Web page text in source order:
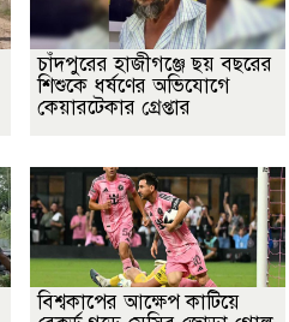
চাঁদপুরের হাজীগঞ্জে ছয় বছরের
শিশুকে ধর্ষণের অভিযোগে
কেয়ারটেকার গ্রেপ্তার
বিশ্বকাপের আক্ষেপ কাটিয়ে